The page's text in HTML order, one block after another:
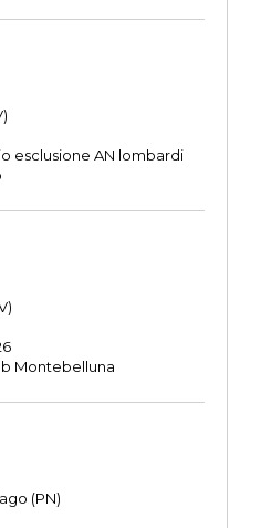
esclusione AN lombardi
Montebelluna
(PN)